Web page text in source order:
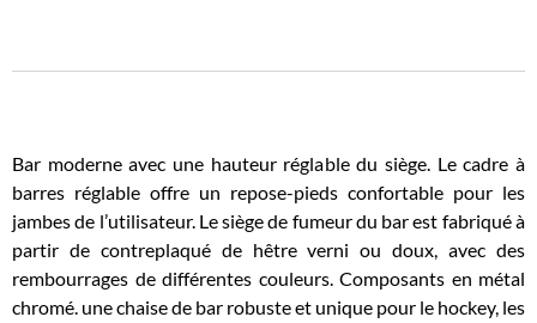
Bar moderne avec une hauteur réglable du siège. Le cadre à
barres réglable offre un repose-pieds confortable pour les
jambes de l’utilisateur. Le siège de fumeur du bar est fabriqué à
partir de contreplaqué de hêtre verni ou doux, avec des
rembourrages de différentes couleurs. Composants en métal
chromé. une chaise de bar robuste et unique pour le hockey, les